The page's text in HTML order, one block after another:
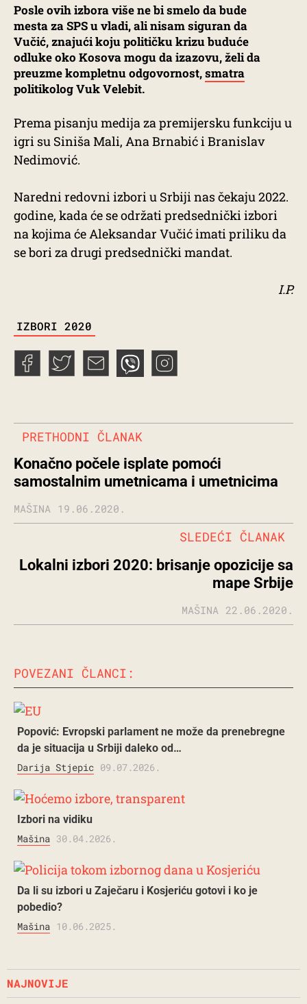
Posle ovih izbora više ne bi smelo da bude
mesta za SPS u vladi, ali nisam siguran da
Vučić, znajući koju političku krizu buduće
odluke oko Kosova mogu da izazovu, želi da
preuzme kompletnu odgovornost,smatra
politikolog Vuk Velebit.
Prema pisanju medija za premijersku funkciju u
igri su Siniša Mali, Ana Brnabić i Branislav
Nedimović.
Naredni redovni izbori u Srbiji nas čekaju 2022.
godine, kada će se održati predsednički izbori
na kojima će Aleksandar Vučić imati priliku da
se bori za drugi predsednički mandat.
I.P.
IZBORI 2020
PRETHODNI ČLANAK
Konačno počele isplate pomoći
samostalnim umetnicama i umetnicima
MAŠINA 19.06.2020.
Lokalni izbori 2020: brisanje opozicije sa
mape Srbije
SLEDEĆI ČLANAK
MAŠINA 22.06.2020.
POVEZANI ČLANCI:
Popović: Evropski parlament ne može da prenebregne
da je situacija u Srbiji daleko od…
Darija Stjepic 09.07.2026.
Izbori na vidiku
Mašina 30.04.2026.
Da li su izbori u Zaječaru i Kosjeriću gotovi i ko je
pobedio?
Mašina 10.06.2025.
NAJNOVIJE